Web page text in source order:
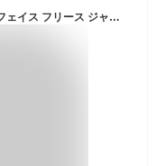
【P3倍★10/30】THE NORTH FACE ノースフェイス フリース ジャケット アウター ALPHA FLEECE ZIP UP アルファ フリース 白 ジップ アップ NJ4FP57K ユニセックス メンズ レディース ブランド 韓国 正規品 新品 ギフト クリスマスプレゼント 男性 女性 誕生日 ボア